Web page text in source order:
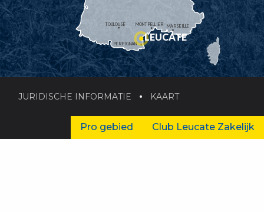
MONTPELLIER
PERPIGNAN
MARSEILLE
TOULOUSE
LEUCATE
JURIDISCHE INFORMATIE KAART
Pro gebied Club Leucate Zakelijk